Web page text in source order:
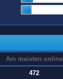
Am meisten online
472